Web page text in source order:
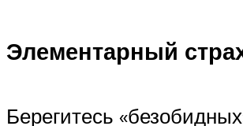
Элементарный
Берегитесь